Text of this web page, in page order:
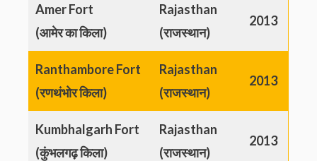
Amer Fort
(आमेर का किला)
Rajasthan
(राजस्थान)
2013
Ranthambore Fort
(रणथंभोर किला)
Rajasthan
(राजस्थान)
2013
Kumbhalgarh Fort
(कुंभलगढ़ किला)
Rajasthan
(राजस्थान)
2013